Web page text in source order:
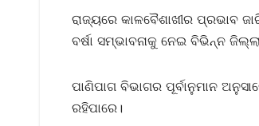
ରାଜ୍ୟରେ କାଳବୈଶାଖୀର ପ୍ରଭାବ
ବର୍ଷା ସମ୍ଭାବନାକୁ ନେଇ ବିଭିନ୍ନ
ପାଣିପାଗ ବିଭାଗର ପୂର୍ବାନୁମାନ
ରହିପାରେ।